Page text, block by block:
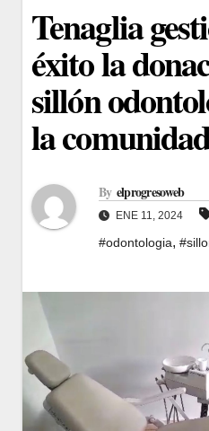
Tenaglia
éxito la
sillón
la
By elprogresoweb
ENE 11, 2024
#odontologia,